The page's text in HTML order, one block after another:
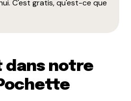
C'est gratis, qu'est-ce que
dans notre